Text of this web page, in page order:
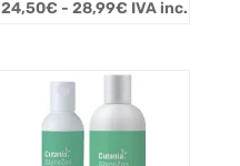
24,50€ - 28,99€ Rango
24,50€
IVA inc.